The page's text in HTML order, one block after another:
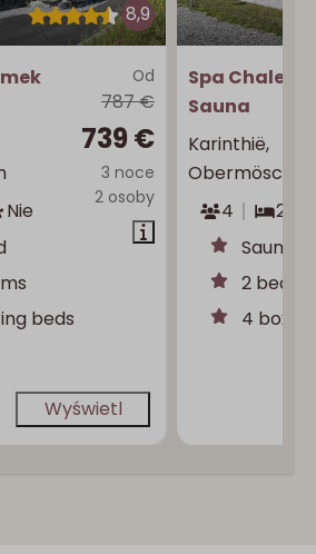
8,9
Od
787 €
739 €
3 noce
2 osoby
Nie
beds
Wyświetl
Spa Chalet |
Sauna
Karinthië,
4
2
Sauna
2
4 box